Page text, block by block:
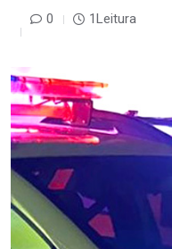
0 1Leitura